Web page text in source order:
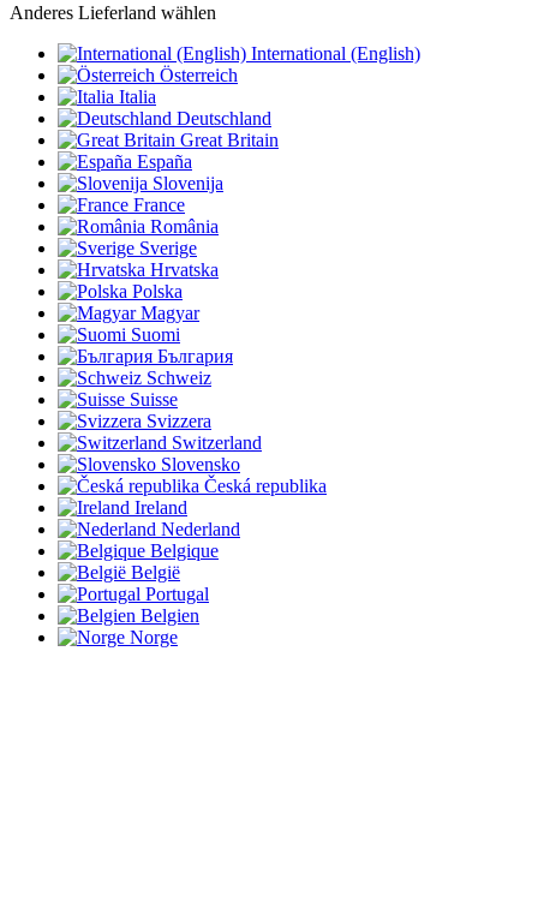
Anderes Lieferland wählen
International (English)
Österreich
Italia
Deutschland
Great Britain
España
Slovenija
France
România
Sverige
Hrvatska
Polska
Magyar
Suomi
България
Schweiz
Suisse
Svizzera
Switzerland
Slovensko
Česká republika
Ireland
Nederland
Belgique
België
Portugal
Belgien
Norge